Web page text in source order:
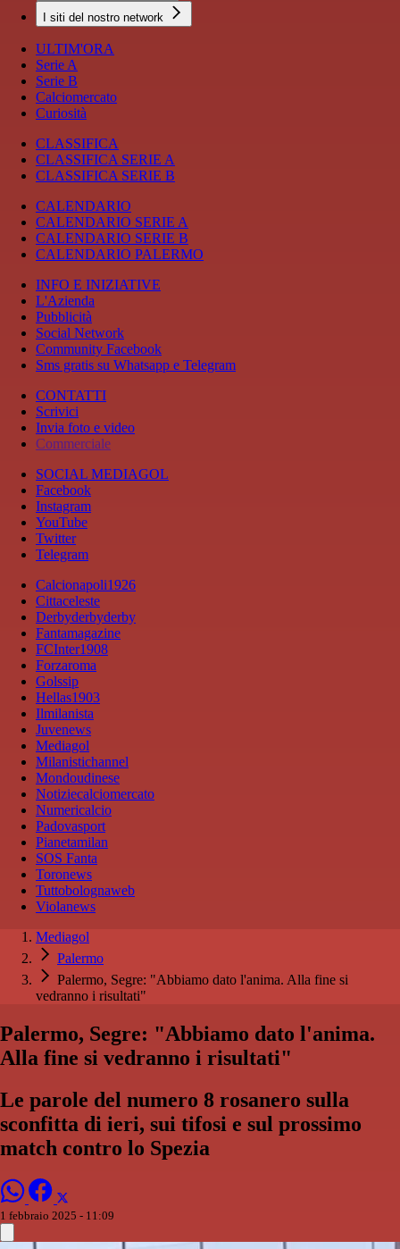
I siti del nostro network
ULTIM'ORA
Serie A
Serie B
Calciomercato
Curiosità
CLASSIFICA
CLASSIFICA SERIE A
CLASSIFICA SERIE B
CALENDARIO
CALENDARIO SERIE A
CALENDARIO SERIE B
CALENDARIO PALERMO
INFO E INIZIATIVE
L'Azienda
Pubblicità
Social Network
Community Facebook
Sms gratis su Whatsapp e Telegram
CONTATTI
Scrivici
Invia foto e video
Commerciale
SOCIAL MEDIAGOL
Facebook
Instagram
YouTube
Twitter
Telegram
Calcionapoli1926
Cittaceleste
Derbyderbyderby
Fantamagazine
FCInter1908
Forzaroma
Golssip
Hellas1903
Ilmilanista
Juvenews
Mediagol
Milanistichannel
Mondoudinese
Notiziecalciomercato
Numericalcio
Padovasport
Pianetamilan
SOS Fanta
Toronews
Tuttobolognaweb
Violanews
Mediagol
Palermo
Palermo, Segre: "Abbiamo dato l'anima. Alla fine si
vedranno i risultati"
Palermo, Segre: "Abbiamo dato l'anima.
Alla fine si vedranno i risultati"
Le parole del numero 8 rosanero sulla
sconfitta di ieri, sui tifosi e sul prossimo
match contro lo Spezia
1 febbraio 2025 - 11:09